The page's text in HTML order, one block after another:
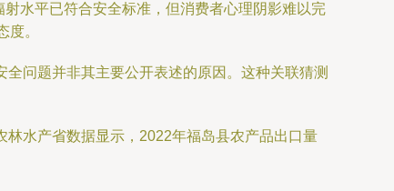
水平已符合安全标准，但消费者心理阴影难以完
。
问题并非其主要公开表述的原因。这种关联猜测
水产省数据显示，2022年福岛县农产品出口量